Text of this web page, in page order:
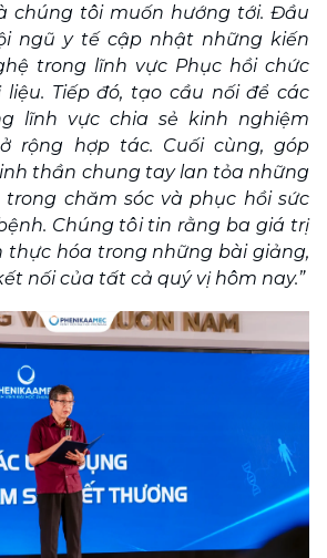
chúng tôi muốn hướng tới. Đầu
ngũ y tế cập nhật những kiến
trong lĩnh vực Phục hồi chức
Tiếp đó, tạo cầu nối để các
lĩnh vực chia sẻ kinh nghiệm
rộng hợp tác. Cuối cùng, góp
thần chung tay lan tỏa những
chăm sóc và phục hồi sức
Chúng tôi tin rằng ba giá trị
thực hóa trong những bài giảng,
nối của tất cả quý vị hôm nay.”